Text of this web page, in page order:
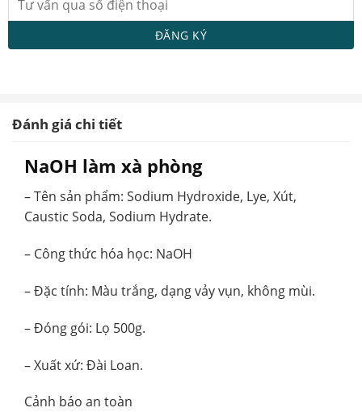
Đánh giá chi tiết
NaOH làm xà phòng
– Tên sản phẩm: Sodium Hydroxide, Lye, Xút,
Caustic Soda, Sodium Hydrate.
– Công thức hóa học: NaOH
– Đặc tính: Màu trắng, dạng vảy vụn, không mùi.
– Đóng gói: Lọ 500g.
– Xuất xứ: Đài Loan.
Cảnh báo an toàn